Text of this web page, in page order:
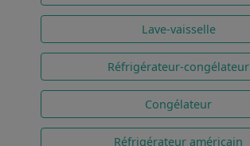
Lave-vaisselle
Réfrigérateur-congélateur
Congélateur
Réfrigérateur américain